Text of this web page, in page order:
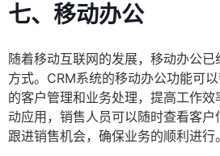
七、移动办公
随着移动互联网的发展，移动办公
方式。CRM系统的移动办公功能可
的客户管理和业务处理，提高工作
动应用，销售人员可以随时查看客户
跟进销售机会，确保业务的顺利进行。